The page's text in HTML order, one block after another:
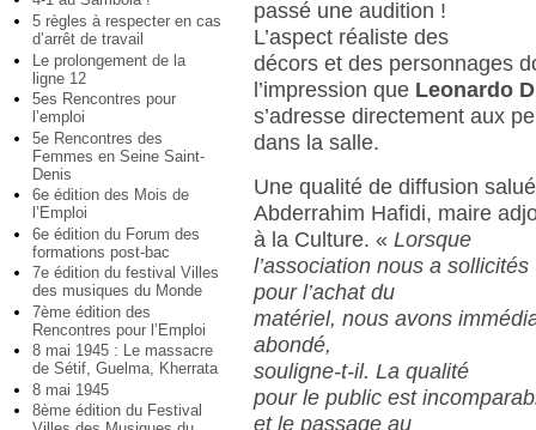
5 règles à respecter en cas
d’arrêt de travail
Le prolongement de la
ligne 12
5es Rencontres pour
l’emploi
5e Rencontres des
Femmes en Seine Saint-
Denis
6e édition des Mois de
l’Emploi
6e édition du Forum des
formations post-bac
7e édition du festival Villes
des musiques du Monde
7ème édition des
Rencontres pour l’Emploi
8 mai 1945 : Le massacre
de Sétif, Guelma, Kherrata
8 mai 1945
8ème édition du Festival
passé une audition !
L’aspect réaliste des
décors et des personnages
l’impression que Leonardo
s’adresse directement aux
dans la salle.
Une qualité de diffusion
Abderrahim Hafidi, maire
à la Culture. «Lorsque
l’association nous a sollicités
pour l’achat du
matériel, nous avons
abondé,
souligne-t-il. La qualité
pour le public est
et le passage au